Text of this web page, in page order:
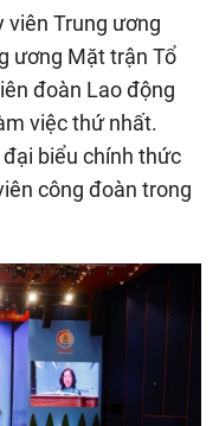
viên Trung ương
ương Mặt trận Tổ
đoàn Lao động
việc thứ nhất.
biểu chính thức
công đoàn trong